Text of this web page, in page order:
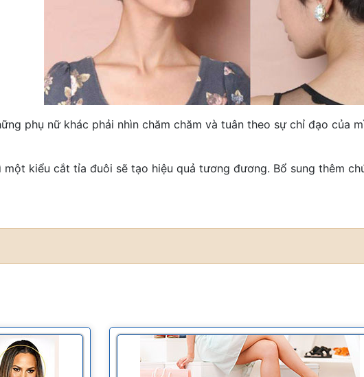
phụ nữ khác phải nhìn chăm chăm và tuân theo sự chỉ đạo của
kiểu cắt tỉa đuôi sẽ tạo hiệu quả tương đương. Bổ sung thêm